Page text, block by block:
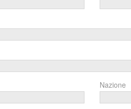
Nazione